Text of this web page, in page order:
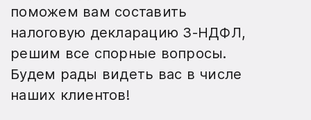
поможем вам составить
налоговую декларацию 3-НДФЛ,
решим все спорные вопросы.
Будем рады видеть вас в числе
наших клиентов!